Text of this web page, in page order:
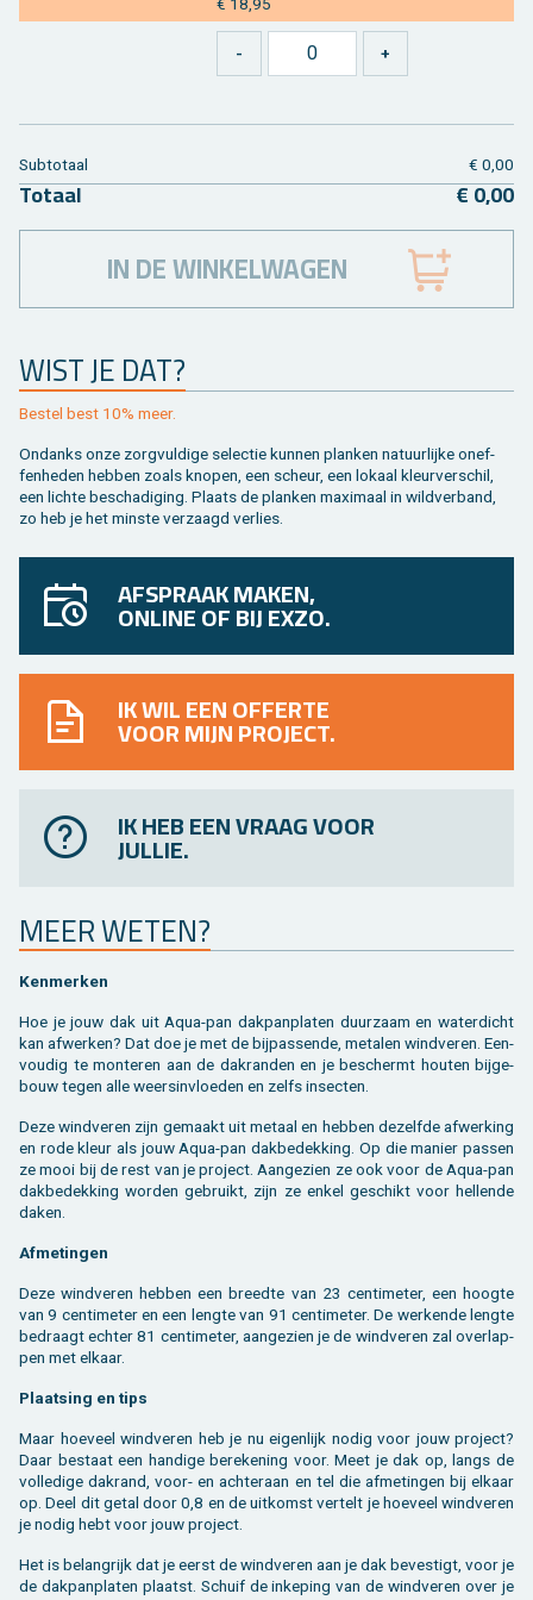
WIST JE DAT?
Be­stel best 10% meer.
On­danks onze zorg­vul­di­ge se­lec­tie kun­nen plan­ken na­tuur­lij­ke on­ef­
fen­he­den heb­ben zoals kno­pen, een scheur, een lo­kaal kleur­ver­schil,
een lich­te be­scha­di­ging. Plaats de plan­ken maxi­maal in wild­ver­band,
zo heb je het min­ste ver­zaagd ver­lies.
Sub­to­taal € 0,00
To­taal € 0,00
IN DE WINKELWAGEN
AFSPRAAK MAKEN,
ONLINE OF BIJ EXZO.
IK WIL EEN OFFERTE
VOOR MIJN PROJECT.
IK HEB EEN VRAAG VOOR
JULLIE.
MEER WETEN?
Ken­mer­ken
Hoe je jouw dak uit Aqua-pan dak­pan­pla­ten duur­zaam en wa­ter­dicht
kan af­wer­ken? Dat doe je met de bij­pas­sen­de, me­ta­len wind­ve­ren. Een­
vou­dig te mon­te­ren aan de dak­ran­den en je be­schermt hou­ten bij­ge­
bouw tegen alle weers­in­vloe­den en zelfs in­sec­ten.
Deze wind­ve­ren zijn ge­maakt uit me­taal en heb­ben de­zelf­de af­wer­king
en rode kleur als jouw Aqua-pan dak­be­dek­king. Op die ma­nier pas­sen
ze mooi bij de rest van je pro­ject. Aan­ge­zien ze ook voor de Aqua-pan
dak­be­dek­king wor­den ge­bruikt, zijn ze enkel ge­schikt voor hel­len­de
daken.
Af­me­tin­gen
Deze wind­ve­ren heb­ben een breed­te van 23 cen­ti­me­ter, een hoog­te
van 9 cen­ti­me­ter en een leng­te van 91 cen­ti­me­ter. De wer­ken­de leng­te
be­draagt ech­ter 81 cen­ti­me­ter, aan­ge­zien je de wind­ve­ren zal over­lap­
pen met el­kaar.
Plaat­sing en tips
Maar hoe­veel wind­ve­ren heb je nu ei­gen­lijk nodig voor jouw pro­ject?
Daar be­staat een han­di­ge be­re­ke­ning voor. Meet je dak op, langs de
vol­le­di­ge dak­rand, voor- en ach­ter­aan en tel die af­me­tin­gen bij el­kaar
op. Deel dit getal door 0,8 en de uit­komst ver­telt je hoe­veel wind­ve­ren
je nodig hebt voor jouw pro­ject.
Het is be­lang­rijk dat je eerst de wind­ve­ren aan je dak be­ves­tigt, voor je
de dak­pan­pla­ten plaatst. Schuif de in­ke­ping van de wind­ve­ren over je